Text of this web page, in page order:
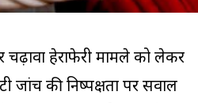
चढ़ावा हेराफेरी मामले को लेकर
जांच की निष्पक्षता पर सवाल